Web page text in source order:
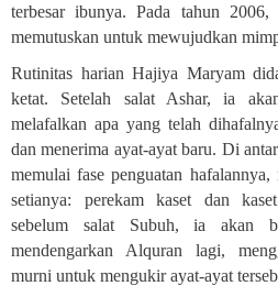
terbesar ibunya. Pada tahun
memutuskan untuk mewujudkan
Rutinitas harian Hajiya Maryam
ketat. Setelah salat Ashar, ia
melafalkan apa yang telah
dan menerima ayat-ayat baru. Di
memulai fase penguatan
setianya: perekam kaset dan
sebelum salat Subuh, ia akan
mendengarkan Alquran lagi,
murni untuk mengukir ayat-ayat